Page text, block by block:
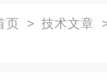
页 > 技术文章